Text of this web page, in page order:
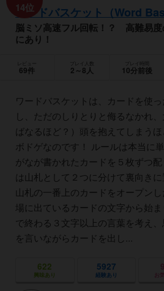
14位
ワードバスケット（Word
脳ミソ高速フル回転！？ 高難易度
にあり！
69件
プレイ人数
2～8人 10分前後
ワードバスケットは、カードを使
し、ただのしりとりと侮るなかれ
ばなるほど？）頭を抱えてしまう
ボドゲなのです！ ルールは本当に
がなが書かれたカードを５枚ずつ
は山札として２つに分けて裏向き
山札の一番上のカードをオープンし
場に出ているカードの文字から始
で終わる３文字以上の言葉を考え
を言いながらカードを出し...
622
興味あり
5927
経験あり お